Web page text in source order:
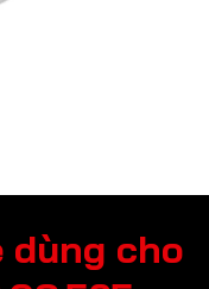
dùng cho